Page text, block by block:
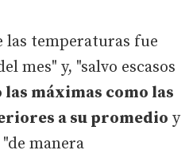
temperaturas fue
mes" y, "salvo escasos
máximas como las
a su promedio y
manera